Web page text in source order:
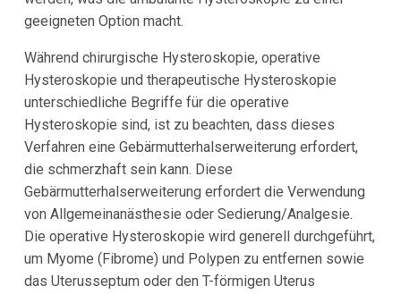
geeigneten Option macht.
Während chirurgische Hysteroskopie, operative
Hysteroskopie und therapeutische Hysteroskopie
unterschiedliche Begriffe für die operative
Hysteroskopie sind, ist zu beachten, dass dieses
Verfahren eine Gebärmutterhalserweiterung erfordert,
die schmerzhaft sein kann. Diese
Gebärmutterhalserweiterung erfordert die Verwendung
von Allgemeinanästhesie oder Sedierung/Analgesie.
Die operative Hysteroskopie wird generell durchgeführt,
um Myome (Fibrome) und Polypen zu entfernen sowie
das Uterusseptum oder den T-förmigen Uterus